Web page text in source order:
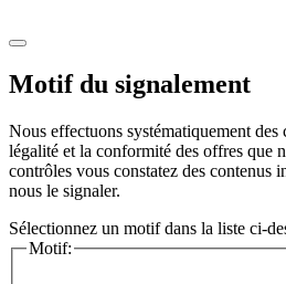
Motif du signalement
Nous effectuons systématiquement
légalité et la conformité des offres que
contrôles vous constatez des contenus
nous le signaler.
Sélectionnez un motif dans la liste ci-
Motif: